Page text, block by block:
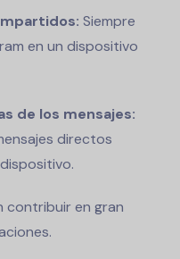
Siempre
en un dispositivo
de los mensajes:
directos
contribuir en gran